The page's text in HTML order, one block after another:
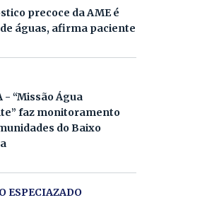
precoce da AME é
águas, afirma paciente
- “Missão Água
faz monitoramento
do Baixo
ESPECIAZADO